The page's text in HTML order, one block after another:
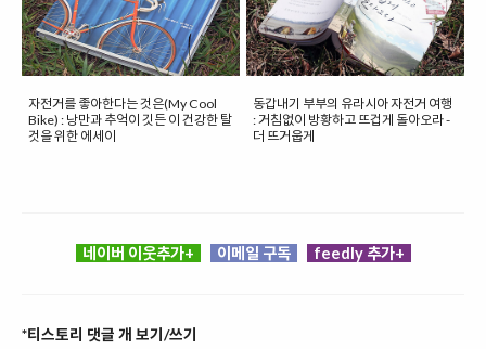
자전거를 좋아한다는 것은(My Cool
Bike) : 낭만과 추억이 깃든 이 건강한 탈
것을 위한 에세이
동갑내기 부부의 유라시아 자전거 여행
: 거침없이 방황하고 뜨겁게 돌아오라 -
더 뜨거웁게
네이버 이웃추가+ 이메일 구독 feedly 추가+
*티스토리 댓글 개 보기/쓰기